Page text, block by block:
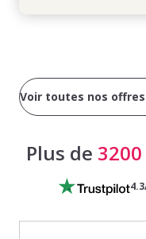
Voir toutes nos offres
Plus de
4.3